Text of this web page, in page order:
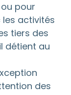
pour
les activités
tiers des
détient au
des